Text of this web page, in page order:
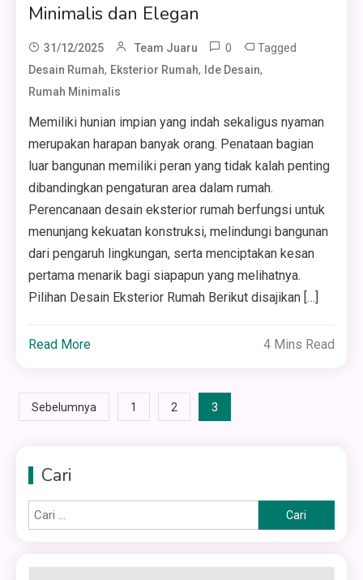
Minimalis dan Elegan
31/12/2025 Team Juaru 0 Tagged
Desain Rumah, Eksterior Rumah, Ide Desain,
Rumah Minimalis
Memiliki hunian impian yang indah sekaligus nyaman
merupakan harapan banyak orang. Penataan bagian
luar bangunan memiliki peran yang tidak kalah penting
dibandingkan pengaturan area dalam rumah.
Perencanaan desain eksterior rumah berfungsi untuk
menunjang kekuatan konstruksi, melindungi bangunan
dari pengaruh lingkungan, serta menciptakan kesan
pertama menarik bagi siapapun yang melihatnya.
Pilihan Desain Eksterior Rumah Berikut disajikan […]
Read More 4 Mins Read
Paginasi
Sebelumnya 1 2 3
Cari
untuk: